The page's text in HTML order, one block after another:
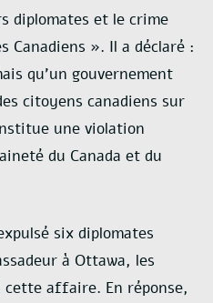
diplomates et le crime
Canadiens ». Il a déclaré :
qu’un gouvernement
citoyens canadiens sur
une violation
du Canada et du
six diplomates
à Ottawa, les
cette affaire. En réponse,